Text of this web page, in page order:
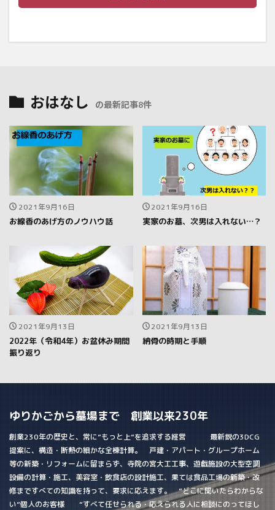
おはなし の最新記事8件
2021年9月16日
お線香のあげ方のノウハウ話
2021年9月16日
実家のお墓、次男は入れない…？
2021年9月13日
2022年（令和4年）お盆休み期間
振り返り
2021年9月13日
納骨の時期と手順
ゆりかごから墓場まで 創業以来230年
創業230年の歴史と、常に”もっと上”を追求する経営 最新鋭の3DCG
提案に、構造・断熱の細かな全棟計算。 戸建・アパート・グループホーム
等の新築・リフォームに留まらず、寺院の宮大工工事、遊戯施設の大型空調
設備の計算・施工、美容室・飲食店の設計施工、果ては食品工場の新築・改
修まですべての知識を持って、要求に応えます。 ”どこに聞いたらわからな
い”個人のお客様 ”すべて任せられる・応えられる人に相談にのってほし